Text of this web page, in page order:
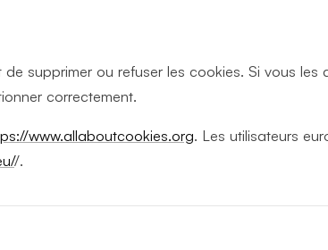
supprimer ou refuser les cookies. Si vous les
correctement.
www.allaboutcookies.org. Les utilisateurs
/.